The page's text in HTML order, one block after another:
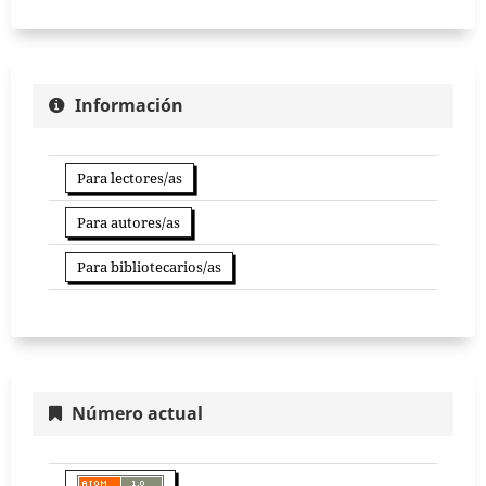
Información
Para lectores/as
Para autores/as
Para bibliotecarios/as
Número actual